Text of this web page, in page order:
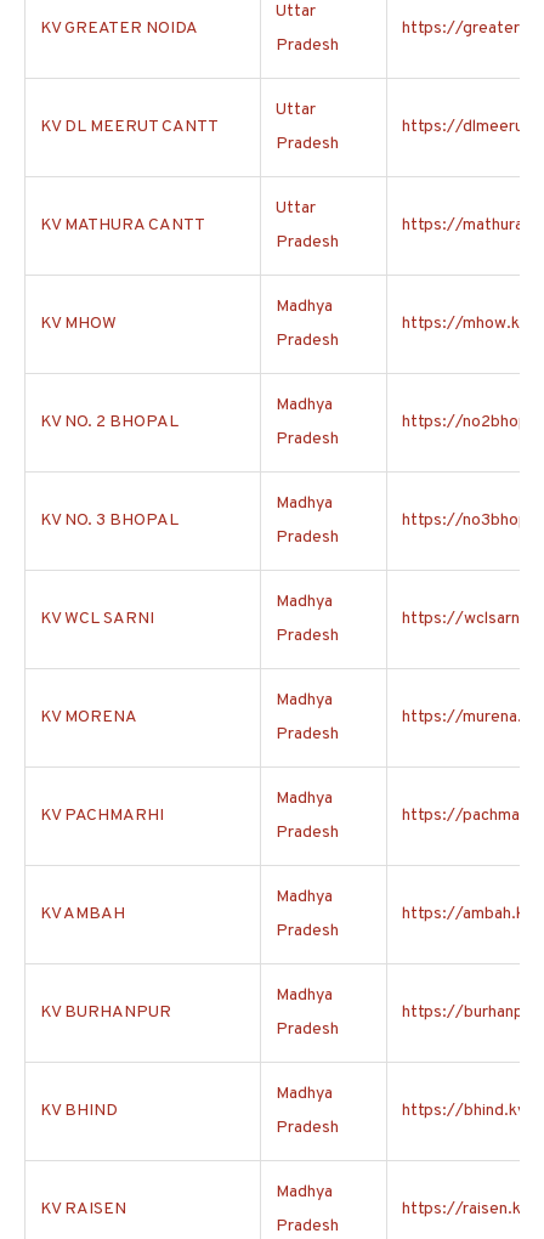
KV GREATER NOIDA
Uttar
Pradesh
https://
KV DL MEERUT CANTT
Uttar
Pradesh
https://
KV MATHURA CANTT
Uttar
Pradesh
https://
KV MHOW
Madhya
Pradesh
https://
KV NO. 2 BHOPAL
Madhya
Pradesh
https://
KV NO. 3 BHOPAL
Madhya
Pradesh
https://
KV WCL SARNI
Madhya
Pradesh
https://
KV MORENA
Madhya
Pradesh
https://
KV PACHMARHI
Madhya
Pradesh
https://
KV AMBAH
Madhya
Pradesh
https://
KV BURHANPUR
Madhya
Pradesh
https://
KV BHIND
Madhya
Pradesh
https://
KV RAISEN
Madhya
Pradesh
https://